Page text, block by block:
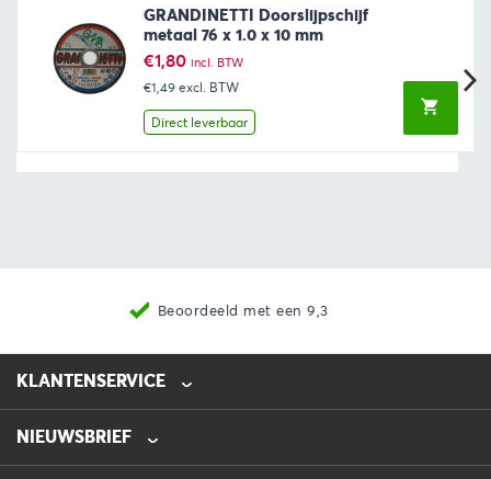
GRANDINETTI Doorslijpschijf
metaal 76 x 1.0 x 10 mm
€1,80 incl. BTW
€1,49 excl. BTW
Direct leverbaar
Beoordeeld met een 9,3
KLANTENSERVICE
0475-218632
NIEUWSBRIEF